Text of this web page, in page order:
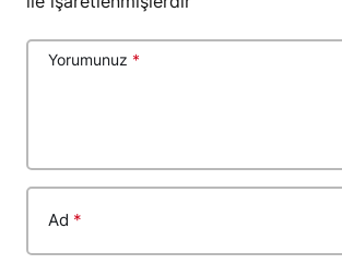
Yorumunuz *
Ad *